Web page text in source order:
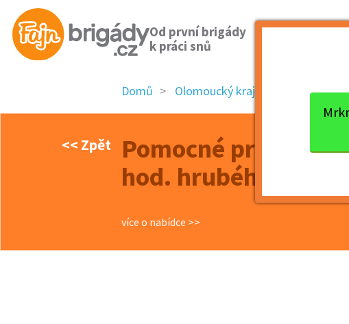
Od první brigády
k práci snů
Domů Olomoucký kraj okres
<< Zpět
Pomocné práce v
hod. hrubého
více o nabídce >>